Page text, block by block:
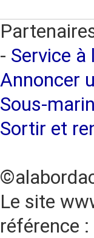
- Service à
Annoncer
Sous-
Sortir et
Le site
référence